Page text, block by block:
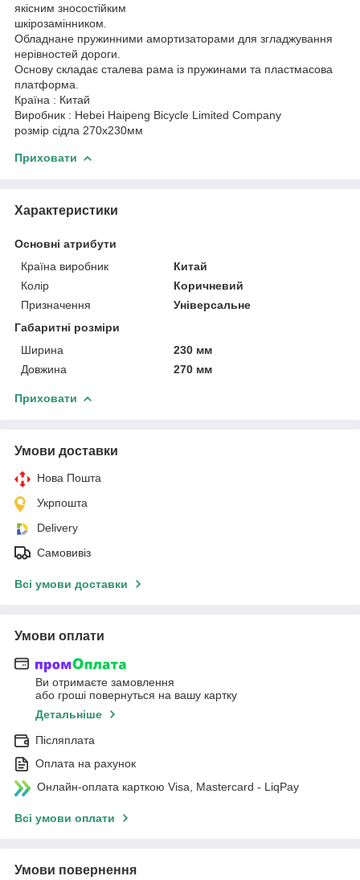
якісним зносостійким
шкірозамінником.
Обладнане пружинними амортизаторами для згладжування
нерівностей дороги.
Основу складає сталева рама із пружинами та пластмасова
платформа.
Країна : Китай
Виробник : Hebei Haipeng Bicycle Limited Company
розмір сідла 270х230мм
Приховати
Характеристики
Основні атрибути
Країна виробник
Китай
Колір
Коричневий
Призначення
Універсальне
Габаритні розміри
Ширина
230 мм
Довжина
270 мм
Приховати
Умови доставки
Нова Пошта
Укрпошта
Delivery
Самовивіз
Всі умови доставки
Умови оплати
Ви отримаєте замовлення
або гроші повернуться на вашу картку
Детальніше
Післяплата
Оплата на рахунок
Онлайн-оплата карткою Visa, Mastercard - LiqPay
Всі умови оплати
Умови повернення